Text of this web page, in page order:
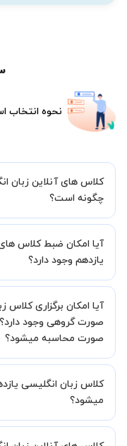
نحوه انتخاب
کلاس های آنلاین زبان
چگونه است؟
شما میدهیم که استاد شما
یک کلاس آنلاین با کیفیت و
آیا امکان ضبط کلاس
یازدهم وجود دارد؟
کنید.
آیا امکان برگزاری کلاس
صورت گروهی وجود
صورت محاسبه میشود؟
در صورتیکه مایل هستید
صورت گروهی برگزار کنید،
اضافه خواهد شد.
کلاس زبان انگلیسی
میشود؟